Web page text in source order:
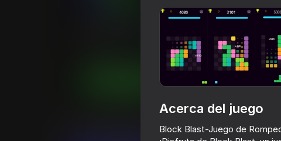
Calificación de Playhop 4,4
GevKo
Acerca del juego
Block Blast-Juego de